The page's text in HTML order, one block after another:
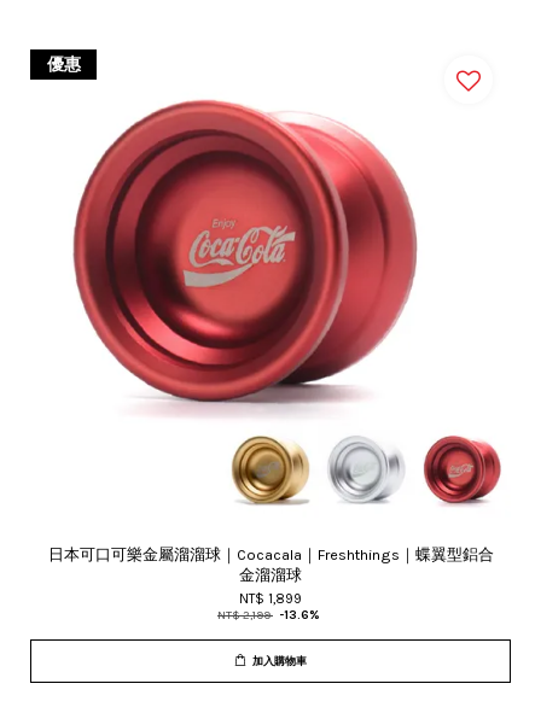
優惠
日本可口可樂金屬溜溜球｜Cocacala｜Freshthings｜蝶翼型鋁合
金溜溜球
NT$ 1,899
NT$ 2,199 -13.6%
加入購物車